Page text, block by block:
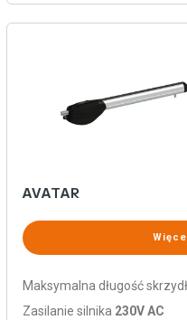
AVATAR
Maksymalna długość
Zasilanie silnika 230V AC